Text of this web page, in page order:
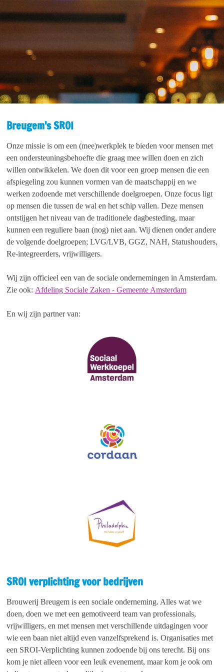
Breugem's SROI
Onze missie is om een (mee)werkplek te bieden voor mensen met
een ondersteuningsbehoefte die graag mee willen doen en zich
willen ontwikkelen. We doen dit voor een groep mensen die een
afspiegeling zou kunnen vormen van de maatschappij en we
werken zodoende met verschillende doelgroepen. Onze focus ligt
op mensen die tussen de wal en het schip vallen. Deze mensen
ontstijgen het niveau van de traditionele dagbesteding, maar
kunnen een reguliere baan (nog) niet aan. Wij dienen onder andere
de volgende doelgroepen; LVG/LVB, GGZ, NAH, Statushouders,
Re-integreerders, vrijwilligers.
Wij zijn officieel een van de sociale ondernemingen in Amsterdam.
Zie ook: Afdeling Sociale Zaken - Gemeente Amsterdam
En wij zijn partner van:
SROI verplichting voor bedrijven
Brouwerij Breugem is een sociale onderneming. Alles wat we
doen, doen we met een gemotiveerd team van professionals,
vrijwilligers, en met mensen met verschillende uitdagingen voor
wie een baan niet altijd even vanzelfsprekend is. Organisaties met
een SROI-Verplichting kunnen zodoende bij ons terecht. Bij ons
kom je niet alleen voor een leuk evenement, maar kom je ook om